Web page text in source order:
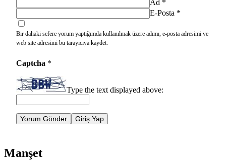
Ad *
E-Posta *
Bir dahaki sefere yorum yaptığımda kullanılmak üzere adımı, e-posta adresimi ve
web site adresimi bu tarayıcıya kaydet.
Captcha *
Type the text displayed above:
Yorum Gönder Giriş Yap
Manşet